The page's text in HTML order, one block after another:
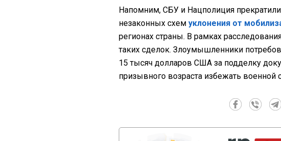
Напомним, СБУ и Нацполиция
незаконных схем уклонения от
регионах страны. В рамках
таких сделок. Злоумышленники
15 тысяч долларов США за подделку
призывного возраста избежать военной